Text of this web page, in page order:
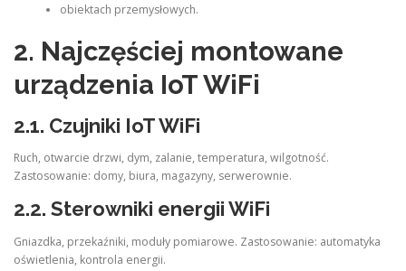
obiektach przemysłowych.
2. Najczęściej montowane
urządzenia IoT WiFi
2.1. Czujniki IoT WiFi
Ruch, otwarcie drzwi, dym, zalanie, temperatura, wilgotność.
Zastosowanie: domy, biura, magazyny, serwerownie.
2.2. Sterowniki energii WiFi
Gniazdka, przekaźniki, moduły pomiarowe. Zastosowanie: automatyka
oświetlenia, kontrola energii.